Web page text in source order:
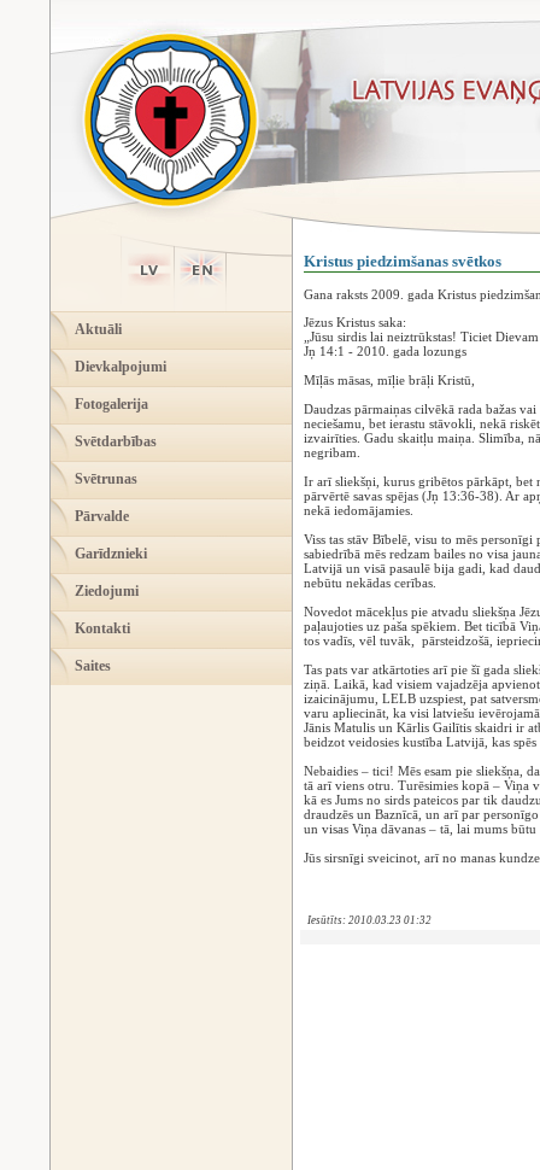
Aktuāli
Dievkalpojumi
Fotogalerija
Svētdarbības
Svētrunas
Pārvalde
Garīdznieki
Ziedojumi
Kontakti
Saites
Kristus piedzimšanas svētkos
Gana raksts 2009. gada Kristus
Jēzus Kristus saka:
„Jūsu sirdis lai neiztrūkstas! Ticiet
Jņ 14:1 - 2010. gada lozungs
Mīļās māsas, mīļie brāļi Kristū,
Daudzas pārmaiņas cilvēkā rada bažas
neciešamu, bet ierastu stāvokli, nekā
izvairīties. Gadu skaitļu maiņa. Slimība,
negribam.
Ir arī sliekšņi, kurus gribētos pārkāpt, bet
pārvērtē savas spējas (Jņ 13:36-38). Ar
nekā iedomājamies.
Viss tas stāv Bībelē, visu to mēs
sabiedrībā mēs redzam bailes no visa
Latvijā un visā pasaulē bija gadi, kad
nebūtu nekādas cerības.
Novedot mācekļus pie atvadu sliekšņa
paļaujoties uz paša spēkiem. Bet ticībā
tos vadīs, vēl tuvāk, pārsteidzošā,
Tas pats var atkārtoties arī pie šī gada
ziņā. Laikā, kad visiem vajadzēja
izaicinājumu, LELB uzspiest, pat
varu apliecināt, ka visi latviešu
Jānis Matulis un Kārlis Gailītis skaidri ir
beidzot veidosies kustība Latvijā, kas
Nebaidies – tici! Mēs esam pie sliekšņa,
tā arī viens otru. Turēsimies kopā – Viņa
kā es Jums no sirds pateicos par tik
draudzēs un Baznīcā, un arī par
un visas Viņa dāvanas – tā, lai mums
Jūs sirsnīgi sveicinot, arī no manas
Iesūtīts: 2010.03.23 01:32